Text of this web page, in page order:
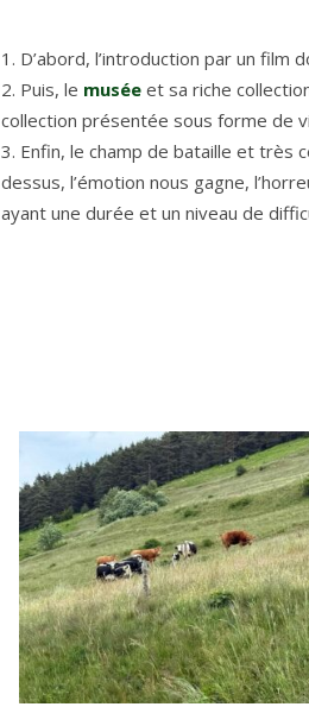
D’abord, l’introduction par un film
Puis, le musée et sa riche
collection présentée sous forme de
Enfin, le champ de bataille et très
dessus, l’émotion nous gagne,
ayant une durée et un niveau de